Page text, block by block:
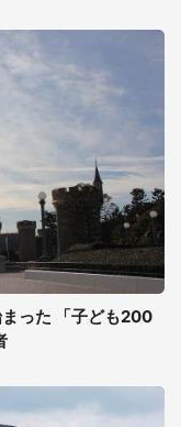
った 「子ども200